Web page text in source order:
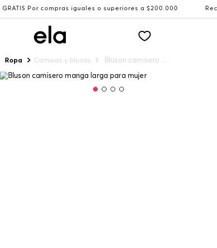
iguales o superiores a $200.000 Recibe: 15%OFF
Ropa Camisas y blusas Bluson camisero manga larga para mujer